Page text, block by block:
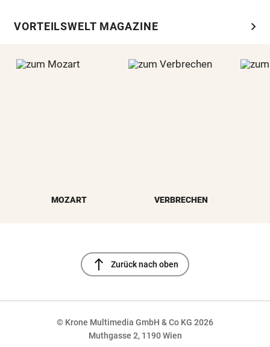
VORTEILSWELT MAGAZINE chevron_right
MOZART VERBRECHEN
north Zurück nach oben
© Krone Multimedia GmbH & Co KG 2026
Muthgasse 2, 1190 Wien